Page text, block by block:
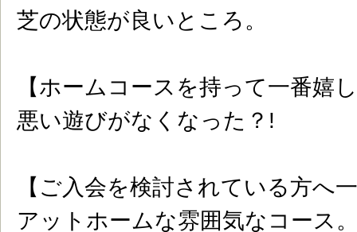
芝の状態が良いところ。
【ホームコースを持って一番嬉
悪い遊びがなくなった？!
【ご入会を検討されている方へ
アットホームな雰囲気なコース